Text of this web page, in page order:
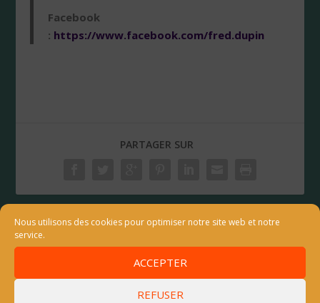
Nous utilisons des cookies pour optimiser notre site web et notre
service.
ACCEPTER
REFUSER
Facebook
: https://www.facebook.com/fred.dupin
PARTAGER SUR
PRÉC
Bourgeois Trio